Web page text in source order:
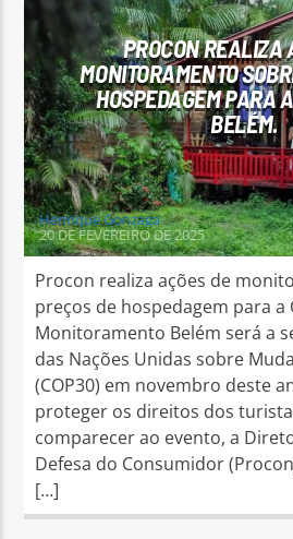
Arara Azul FM
PROCON REALIZA
MONITORAMENTO
HOSPEDAGEM PARA
BELÉM.
Henrique Gonzaga
20 DE FEVEREIRO DE 2025
Procon realiza ações de
preços de hospedagem para a
Monitoramento Belém será a
das Nações Unidas sobre
(COP30) em novembro deste
proteger os direitos dos
comparecer ao evento, a
Defesa do Consumidor
[…]